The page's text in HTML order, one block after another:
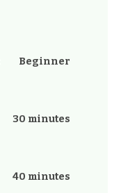
Beginner
30 minutes
40 minutes